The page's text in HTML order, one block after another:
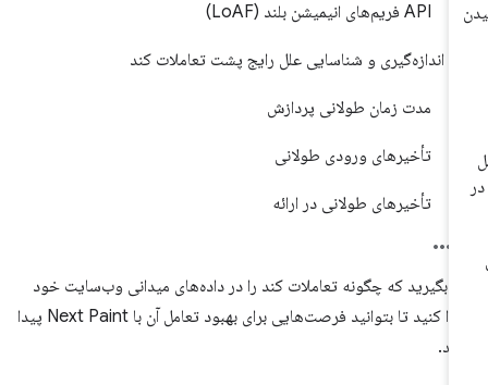
اندازه‌گیری و شناسایی علل رایج پشت تعاملات کند
مدت زمان طولانی پردازش
تأخیرهای ورودی طولانی
تأخیرهای طولانی در ارائه
بگیرید که چگونه تعاملات کند را در داده‌های میدانی وب‌سایت خود
پیدا کنید تا بتوانید فرصت‌هایی برای بهبود تعامل آن با Next Paint پیدا